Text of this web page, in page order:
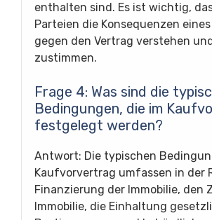
enthalten sind. Es ist wichtig,
Parteien die Konsequenzen
gegen den Vertrag verstehen
zustimmen.
Frage 4: Was sind die
Bedingungen, die im
festgelegt werden?
Antwort: Die typischen
Kaufvorvertrag umfassen in der
Finanzierung der Immobilie, den
Immobilie, die Einhaltung